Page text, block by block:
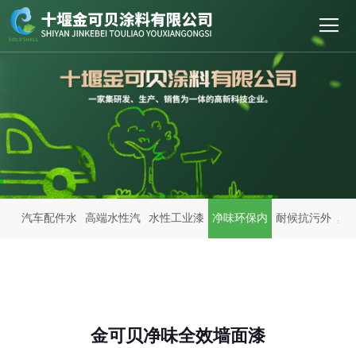
首页
关于我们
新闻中心
产品展示
工程案例
人才招聘
汽车配件水 高端水性汽 水性工业漆 净味环保内 耐候抗污外 真
金可贝净味全效墙面漆